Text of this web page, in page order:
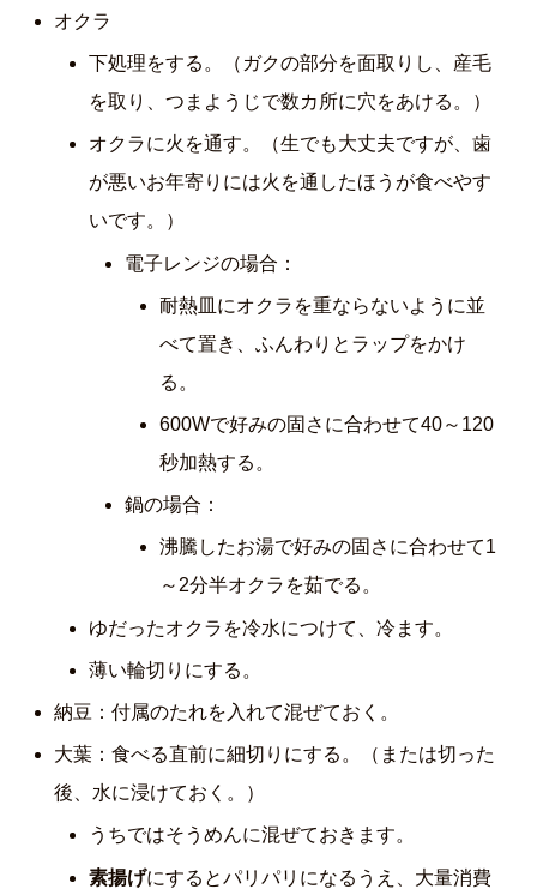
オクラ
下処理をする。（ガクの部分を面取りし、産毛
を取り、つまようじで数カ所に穴をあける。）
オクラに火を通す。（生でも大丈夫ですが、歯
が悪いお年寄りには火を通したほうが食べやす
いです。）
電子レンジの場合：
耐熱皿にオクラを重ならないように並
べて置き、ふんわりとラップをかけ
る。
600Wで好みの固さに合わせて40～120
秒加熱する。
鍋の場合：
沸騰したお湯で好みの固さに合わせて1
～2分半オクラを茹でる。
ゆだったオクラを冷水につけて、冷ます。
薄い輪切りにする。
納豆：付属のたれを入れて混ぜておく。
大葉：食べる直前に細切りにする。（または切った
後、水に浸けておく。）
うちではそうめんに混ぜておきます。
素揚げにするとパリパリになるうえ、大量消費